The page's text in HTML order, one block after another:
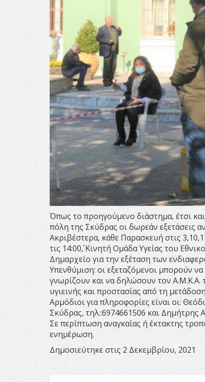
Όπως το προηγούμενο διάστημα, έτσι
πόλη της Σκύδρας οι δωρεάν εξετάσεις
Ακριβέστερα, κάθε Παρασκευή στις
τις 14:00΄, Κινητή Ομάδα Υγείας του
Δημαρχείο για την εξέταση των
Υπενθύμιση: οι εξεταζόμενοι μπορούν
γνωρίζουν και να δηλώσουν τον Α.Μ.Κ.Α.
υγιεινής και προστασίας από τη
Αρμόδιοι για πληροφορίες είναι οι:
Σκύδρας, τηλ.:6974661506 και Δημήτρης
Σε περίπτωση αναγκαίας ή έκτακτης
ενημέρωση.
Δημοσιεύτηκε στις 2 Δεκεμβρίου, 2021